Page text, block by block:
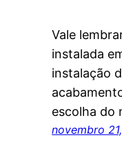
Vale
instalada
instalação
escolha do
novembro